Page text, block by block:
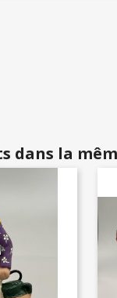
dans la